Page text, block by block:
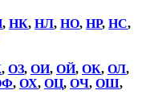
, НК, НЛ, НО, НР, НС,
, ОЗ, ОИ, ОЙ, ОК, ОЛ,
, ОХ, ОЦ, ОЧ, ОШ,